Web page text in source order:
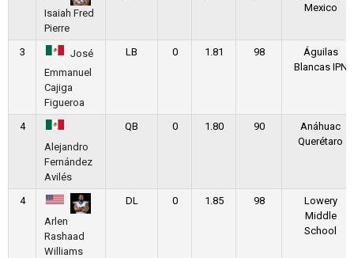
Isaiah Fred
Pierre
Mexico
3
José
Emmanuel
Cajiga
Figueroa
LB 0 1.81 98
Águilas
Blancas IPN
4
Alejandro
Fernández
Avilés
QB 0 1.80 90
Anáhuac
Querétaro
4
Arlen
Rashaad
Williams
DL 0 1.85 98
Lowery
Middle
School